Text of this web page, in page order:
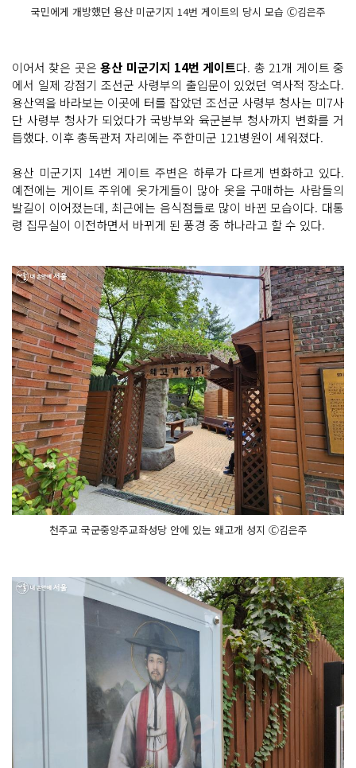
국민에게 개방했던 용산 미군기지 14번 게이트의 당시 모습 Ⓒ김은주
이어서 찾은 곳은용산 미군기지 14번 게이트다. 총 21개 게이트 중
에서 일제 강점기 조선군 사령부의 출입문이 있었던 역사적 장소다.
용산역을 바라보는 이곳에 터를 잡았던 조선군 사령부 청사는 미7사
단 사령부 청사가 되었다가 국방부와 육군본부 청사까지 변화를 거
듭했다. 이후 총독관저 자리에는 주한미군 121병원이 세워졌다.
용산 미군기지 14번 게이트 주변은 하루가 다르게 변화하고 있다.
예전에는 게이트 주위에 옷가게들이 많아 옷을 구매하는 사람들의
발길이 이어졌는데, 최근에는 음식점들로 많이 바뀐 모습이다. 대통
령 집무실이 이전하면서 바뀌게 된 풍경 중 하나라고 할 수 있다.
천주교 국군중앙주교좌성당 안에 있는 왜고개 성지 Ⓒ김은주